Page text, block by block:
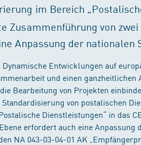
im Bereich
Zusammenführung von
Anpassung der nationalen
Dynamische Entwicklungen auf
und einen
Bearbeitung von Projekten
von postalischen
Dienstleistungen“ in das
erfordert auch eine
NA 043-03-04-01 AK